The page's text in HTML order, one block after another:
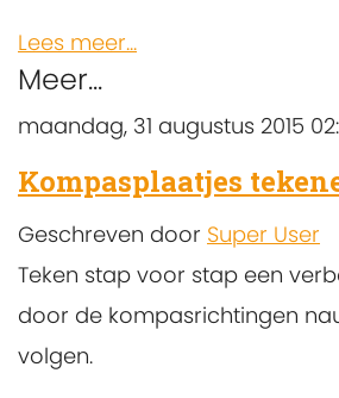
Lees meer...
Meer...
maandag, 31 augustus 2015
Kompasplaatjes
Geschreven door Super User
Teken stap voor stap een
door de kompasrichtingen
volgen.